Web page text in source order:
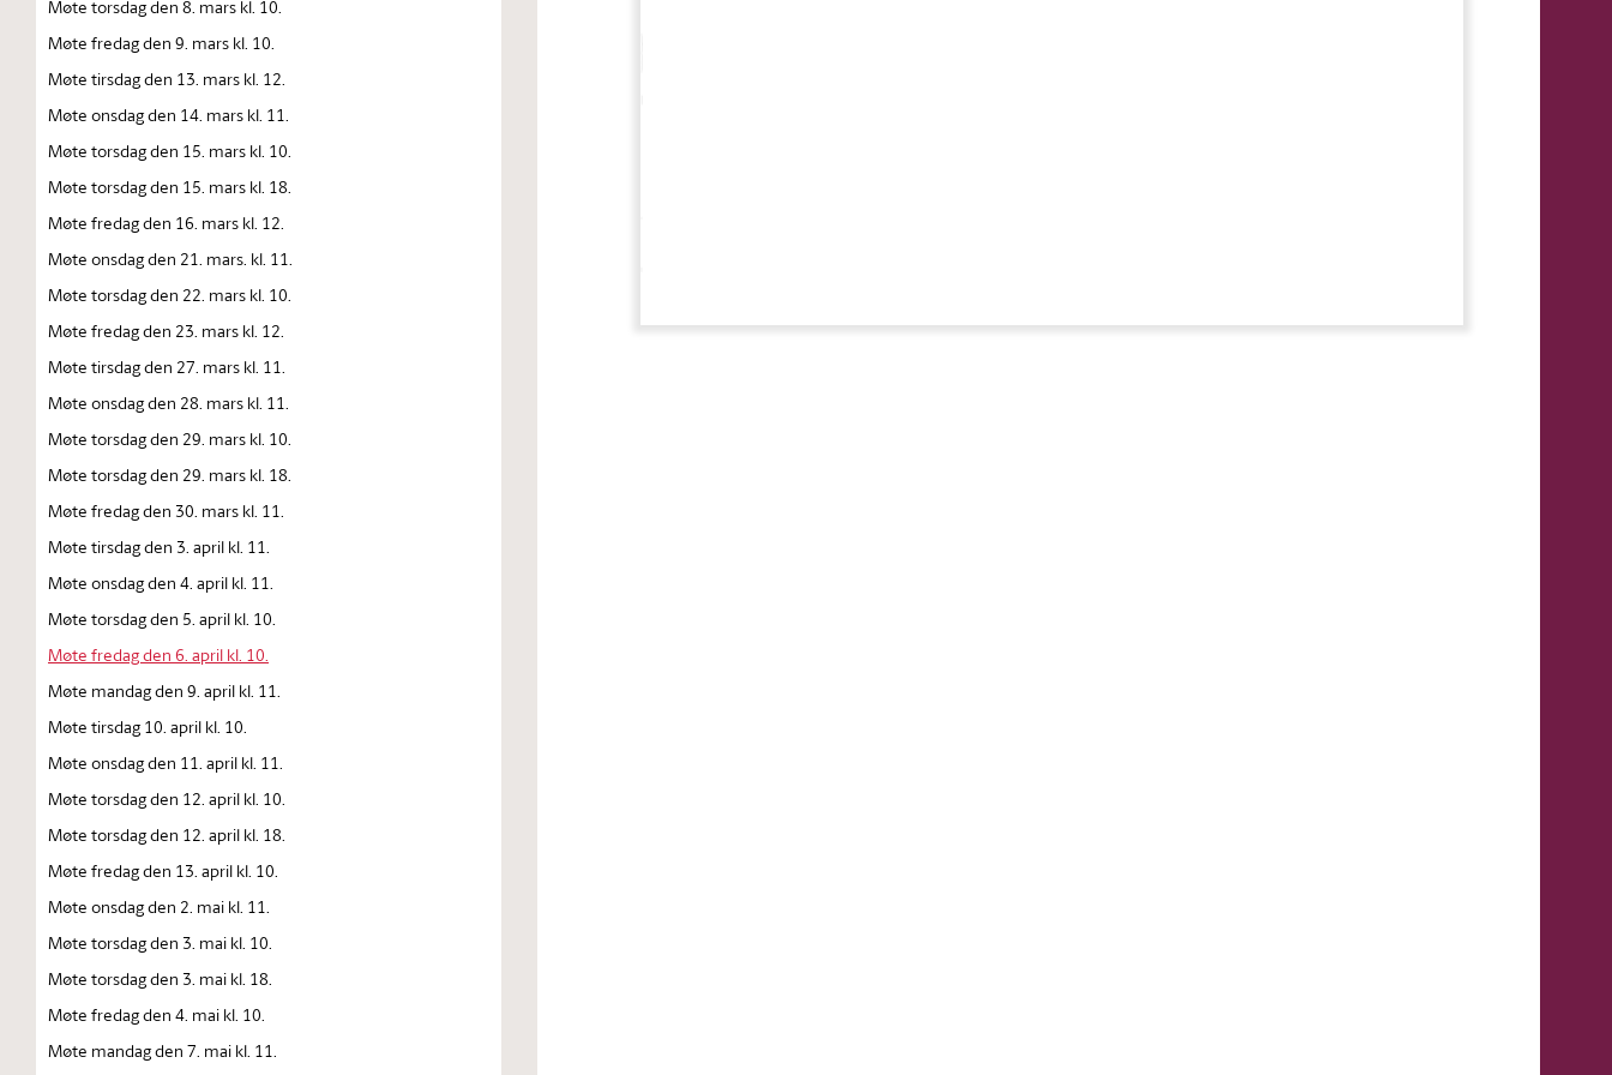
Møte torsdag den 8. mars kl. 10.
Møte fredag den 9. mars kl. 10.
Møte tirsdag den 13. mars kl. 12.
Møte onsdag den 14. mars kl. 11.
Møte torsdag den 15. mars kl. 10.
Møte torsdag den 15. mars kl. 18.
Møte fredag den 16. mars kl. 12.
Møte onsdag den 21. mars. kl. 11.
Møte torsdag den 22. mars kl. 10.
Møte fredag den 23. mars kl. 12.
Møte tirsdag den 27. mars kl. 11.
Møte onsdag den 28. mars kl. 11.
Møte torsdag den 29. mars kl. 10.
Møte torsdag den 29. mars kl. 18.
Møte fredag den 30. mars kl. 11.
Møte tirsdag den 3. april kl. 11.
Møte onsdag den 4. april kl. 11.
Møte torsdag den 5. april kl. 10.
Møte fredag den 6. april kl. 10.
Møte mandag den 9. april kl. 11.
Møte tirsdag 10. april kl. 10.
Møte onsdag den 11. april kl. 11.
Møte torsdag den 12. april kl. 10.
Møte torsdag den 12. april kl. 18.
Møte fredag den 13. april kl. 10.
Møte onsdag den 2. mai kl. 11.
Møte torsdag den 3. mai kl. 10.
Møte torsdag den 3. mai kl. 18.
Møte fredag den 4. mai kl. 10.
Møte mandag den 7. mai kl. 11.